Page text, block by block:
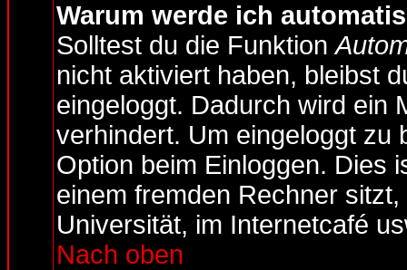
Warum werde ich
Solltest du die Funktion
nicht aktiviert haben, bleibst
eingeloggt. Dadurch wird ein
verhindert. Um eingeloggt zu
Option beim Einloggen. Dies
einem fremden Rechner
Universität, im Internetcafé
Nach oben